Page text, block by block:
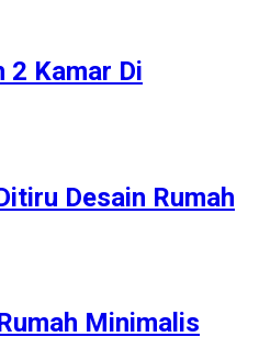
2 Kamar Di
Desain Rumah
Minimalis